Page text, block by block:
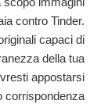
contro Tinder.
capaci di
della tua
appostarsi
corrispondenza